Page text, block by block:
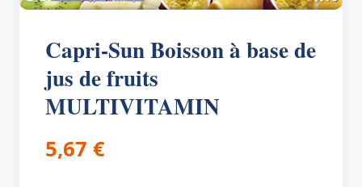
Capri-Sun Boisson à base de
jus de fruits
MULTIVITAMIN
5,67 €